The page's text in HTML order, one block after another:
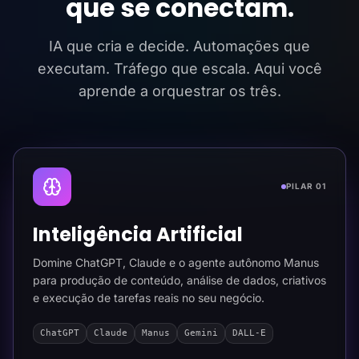
que se conectam.
IA que cria e decide. Automações que
executam. Tráfego que escala. Aqui você
aprende a orquestrar os três.
PILAR 01
Inteligência Artificial
Domine ChatGPT, Claude e o agente autônomo Manus
para produção de conteúdo, análise de dados, criativos
e execução de tarefas reais no seu negócio.
ChatGPT Claude Manus Gemini DALL-E